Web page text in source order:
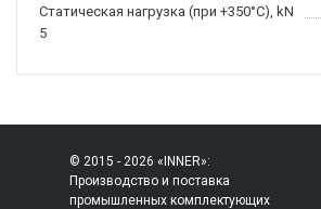
Статическая нагрузка (при +350°C), kN
5
© 2015 - 2026 «INNER»:
Производство и поставка
промышленных комплектующих